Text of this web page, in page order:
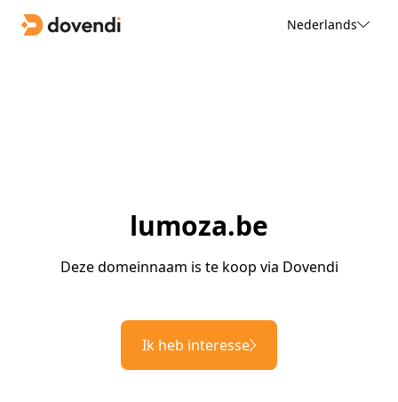
Nederlands
lumoza.be
Deze domeinnaam is te koop via Dovendi
Ik heb interesse